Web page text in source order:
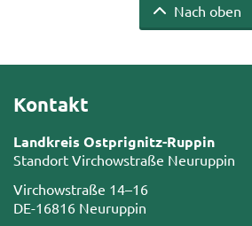
Nach oben
Kontakt
Landkreis Ostprignitz-Ruppin
Standort Virchowstraße Neuruppin
Virchowstraße 14–16
DE-16816 Neuruppin